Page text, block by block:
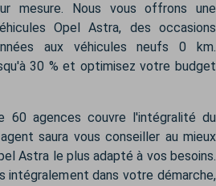
mesure. Nous vous offrons une
Opel Astra, des occasions
aux véhicules neufs 0 km.
30 % et optimisez votre budget
60 agences couvre l'intégralité du
saura vous conseiller au mieux
Astra le plus adapté à vos besoins.
intégralement dans votre démarche,